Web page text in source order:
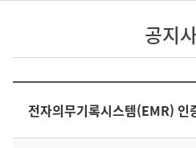
공지
전자의무기록시스템(EMR) 인